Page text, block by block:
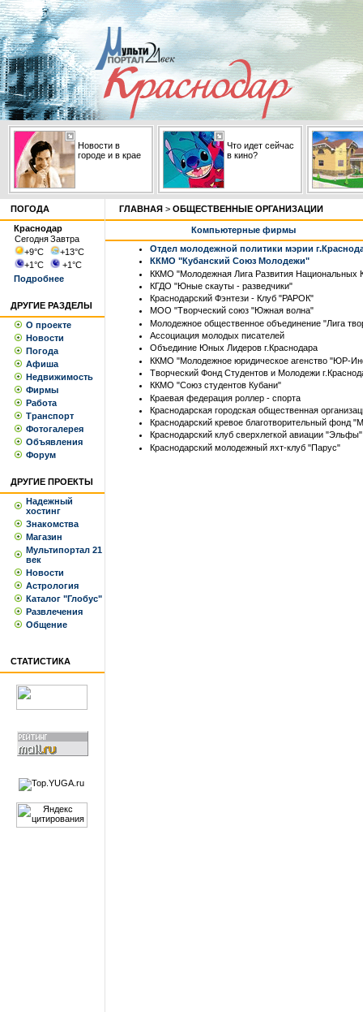
Новости в
городе и в крае
Что идет сейчас
в кино?
ПОГОДА
Краснодар
СегодняЗавтра
+9°С +13°С
+1°С +1°С
Подробнее
ДРУГИЕ РАЗДЕЛЫ
О проекте
Новости
Погода
Афиша
Недвижимость
Фирмы
Работа
Транспорт
Фотогалерея
Объявления
Форум
ДРУГИЕ ПРОЕКТЫ
Надежный
хостинг
Знакомства
Магазин
Мультипортал 21
век
Новости
Астрология
Каталог "Глобус"
Развлечения
Общение
СТАТИСТИКА
ГЛАВНАЯ > ОБЩЕСТВЕННЫЕ ОРГАНИЗАЦИИ
Компьютерные фирмы
Отдел молодежной политики мэрии
ККМО "Кубанский Союз Молодежи"
ККМО "Молодежная Лига Развития Национальных
КГДО "Юные скауты - разведчики"
Краснодарский Фэнтези - Клуб "РАРОК"
МОО "Творческий союз "Южная волна"
Молодежное общественное объединение "Лига
Ассоциация молодых писателей
Объединие Юных Лидеров г.Краснодара
ККМО "Молодежное юридическое агенство "ЮР-
Творческий Фонд Студентов и Молодежи
ККМО "Союз студентов Кубани"
Краевая федерация роллер - спорта
Краснодарская городская общественная
Краснодарский кревое благотворительный фонд
Краснодарский клуб сверхлегкой авиации "Эльфы"
Краснодарский молодежный яхт-клуб "Парус"